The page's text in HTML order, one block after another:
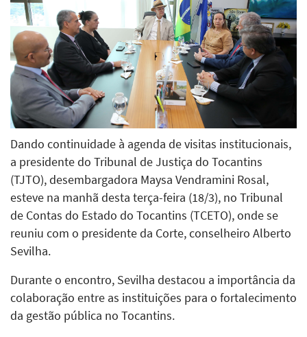
Dando continuidade à agenda de visitas institucionais,
a presidente do Tribunal de Justiça do Tocantins
(TJTO), desembargadora Maysa Vendramini Rosal,
esteve na manhã desta terça-feira (18/3), no Tribunal
de Contas do Estado do Tocantins (TCETO), onde se
reuniu com o presidente da Corte, conselheiro Alberto
Sevilha.
Durante o encontro, Sevilha destacou a importância da
colaboração entre as instituições para o fortalecimento
da gestão pública no Tocantins.